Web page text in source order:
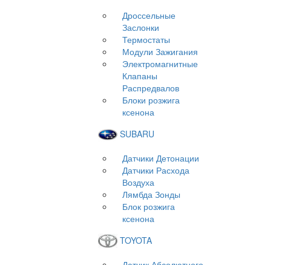
Дроссельные
Заслонки
Термостаты
Модули Зажигания
Электромагнитные
Клапаны
Распредвалов
Блоки розжига
ксенона
SUBARU
Датчики Детонации
Датчики Расхода
Воздуха
Лямбда Зонды
Блок розжига
ксенона
TOYOTA